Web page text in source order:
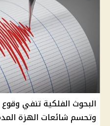
البحوث الفلكية تنفي
وتحسم شائعات الهزة